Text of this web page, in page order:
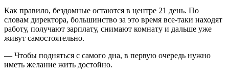
Как правило, бездомные остаются в центре 21 день. По
словам директора, большинство за это время все-таки находят
работу, получают зарплату, снимают комнату и дальше уже
живут самостоятельно.
— Чтобы подняться с самого дна, в первую очередь нужно
иметь желание жить достойно.